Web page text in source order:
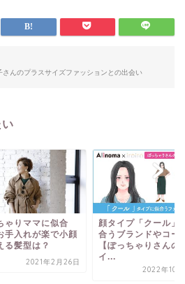
んのプラスサイズファッションとの出会い
顔タイプ「クール」に似
合うブランドやコーデ
【ぽっちゃりさんの顔タ
イ...
ぽっちゃ
さんのプ
ッション